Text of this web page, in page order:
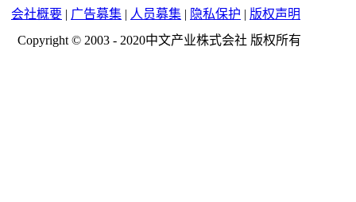
会社概要 | 广告募集 | 人员募集 | 隐私保护 | 版权声明
Copyright © 2003 - 2020中文产业株式会社 版权所有